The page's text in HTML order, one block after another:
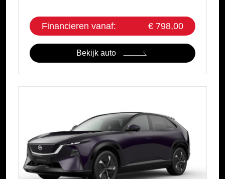
Financieren vanaf: € 798,00
Bekijk auto